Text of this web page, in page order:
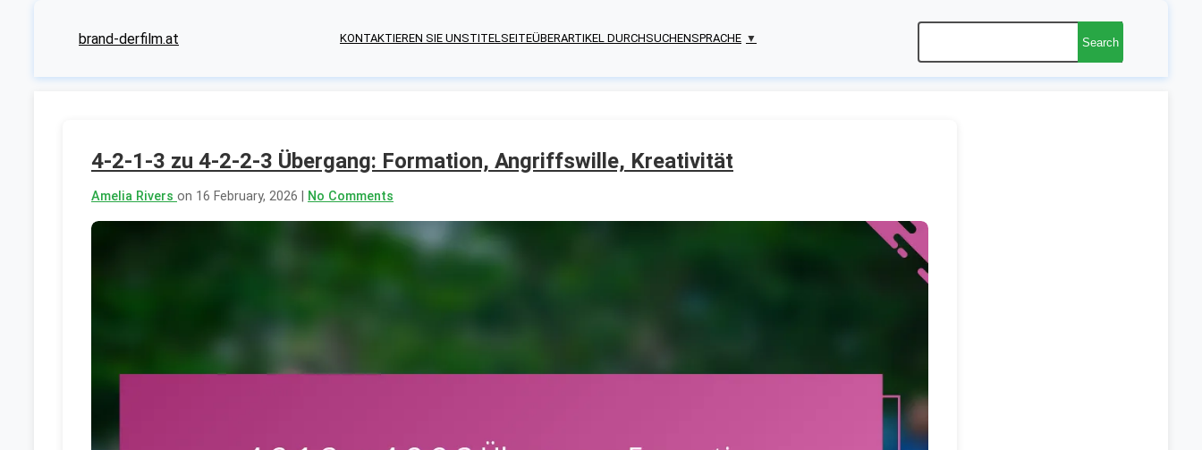
brand-derfilm.at KONTAKTIEREN SIE UNSTITELSEITEÜBERARTIKEL DURCHSUCHENSPRACHE ▼ Search
4-2-1-3 zu 4-2-2-3 Übergang: Formation, Angriffswille, Kreativität
Amelia Rivers on 16 February, 2026 | No Comments